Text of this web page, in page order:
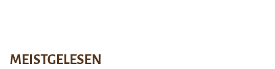
MEISTGELESEN